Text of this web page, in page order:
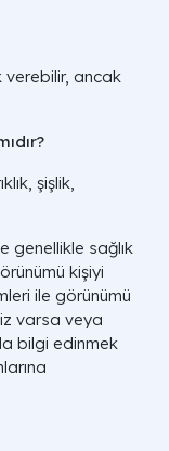
verebilir, ancak
şişlik,
genellikle sağlık
kişiyi
ile görünümü
varsa veya
bilgi edinmek